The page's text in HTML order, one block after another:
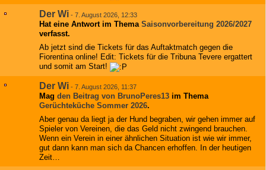
Der Wi - 7. August 2026, 12:33
Hat eine Antwort im Thema Saisonvorbereitung 2026/2027
verfasst.
Ab jetzt sind die Tickets für das Auftaktmatch gegen die
Fiorentina online! Edit: Tickets für die Tribuna Tevere ergattert
und somit am Start!
Der Wi - 7. August 2026, 11:37
Mag den Beitrag von BrunoPeres13 im Thema
Gerüchteküche Sommer 2026.
Aber genau da liegt ja der Hund begraben, wir gehen immer auf
Spieler von Vereinen, die das Geld nicht zwingend brauchen.
Wenn ein Verein in einer ähnlichen Situation ist wie wir immer,
gut dann kann man sich da Chancen erhoffen. In der heutigen
Zeit…